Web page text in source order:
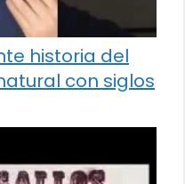
historia del
con siglos